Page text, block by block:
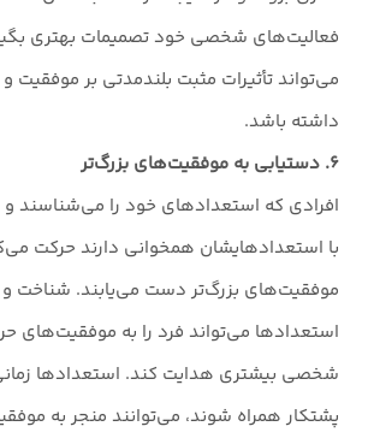
فعالیت‌های شخصی خود تصمیمات بهتری
می‌تواند تأثیرات مثبت بلندمدتی بر موفقیت
داشته باشد.
۶. دستیابی به موفقیت‌های بزرگ‌تر
افرادی که استعدادهای خود را می‌شناسند
با استعدادهایشان همخوانی دارند حرکت
موفقیت‌های بزرگ‌تر دست می‌یابند. شناخت
استعدادها می‌تواند فرد را به موفقیت‌های
شخصی بیشتری هدایت کند. استعدادها
پشتکار همراه شوند، می‌توانند منجر به